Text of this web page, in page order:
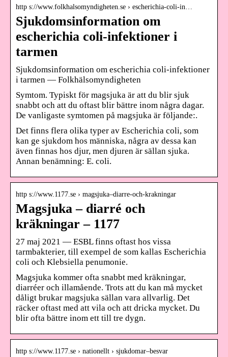
http s://www.folkhalsomyndigheten.se › escherichia-coli-in…
Sjukdomsinformation om
escherichia coli-infektioner i
tarmen
Sjukdomsinformation om escherichia coli-infektioner
i tarmen — Folkhälsomyndigheten
Symtom. Typiskt för magsjuka är att du blir sjuk
snabbt och att du oftast blir bättre inom några dagar.
De vanligaste symtomen på magsjuka är följande:.
Det finns flera olika typer av Escherichia coli, som
kan ge sjukdom hos människa, några av dessa kan
även finnas hos djur, men djuren är sällan sjuka.
Annan benämning: E. coli.
http s://www.1177.se › magsjuka–diarre-och-krakningar
Magsjuka – diarré och
kräkningar – 1177
27 maj 2021 — ESBL finns oftast hos vissa
tarmbakterier, till exempel de som kallas Escherichia
coli och Klebsiella penumonie.
Magsjuka kommer ofta snabbt med kräkningar,
diarréer och illamående. Trots att du kan må mycket
dåligt brukar magsjuka sällan vara allvarlig. Det
räcker oftast med att vila och att dricka mycket. Du
blir ofta bättre inom ett till tre dygn.
http s://www.1177.se › nationellt › sjukdomar–besvar